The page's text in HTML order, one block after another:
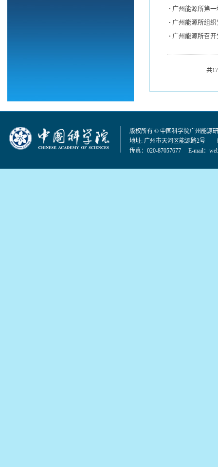
广州能源所第
广州能源所组
广州能源所召
共
版权所有 © 中国科学院广州能源
地址: 广州市天河区能源路2号
传真：020-87057677 E-mail：